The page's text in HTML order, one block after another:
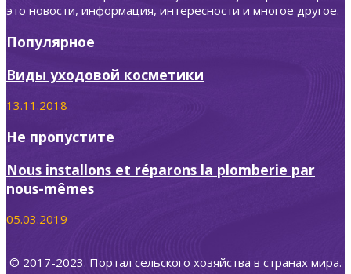
это новости, информация, интересности и многое другое.
Популярное
Виды уходовой косметики
13.11.2018
Не пропустите
Nous installons et réparons la plomberie par
nous-mêmes
05.03.2019
© 2017-2023. Портал сельского хозяйства в странах мира.